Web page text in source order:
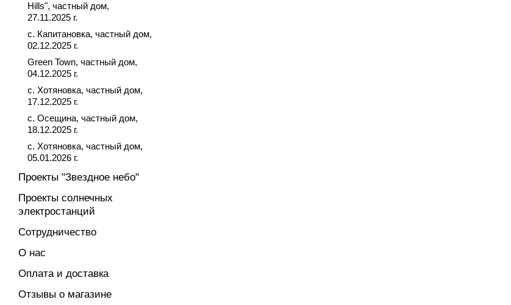
Hills", частный дом,
27.11.2025 г.
с. Капитановка, частный дом,
02.12.2025 г.
Green Town, частный дом,
04.12.2025 г.
с. Хотяновка, частный дом,
17.12.2025 г.
с. Осещина, частный дом,
18.12.2025 г.
с. Хотяновка, частный дом,
05.01.2026 г.
Проекты "Звездное небо"
Проекты солнечных
электростанций
Сотрудничество
О нас
Оплата и доставка
Отзывы о магазине